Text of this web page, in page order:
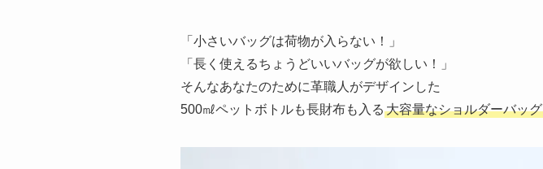
「小さいバッグは荷物が入らない！」
「長く使えるちょうどいいバッグが欲しい！」
そんなあなたのために革職人がデザインした
500㎖ペットボトルも長財布も入る 大容量なショルダーバッグ